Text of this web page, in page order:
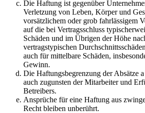
Die Haftung ist gegenüber
Verletzung von Leben, Körper und
vorsätzlichem oder grob fahrlässigem
auf die bei Vertragsschluss
Schäden und im Übrigen der Höhe
vertragstypischen
auch für mittelbare Schäden,
Gewinn.
Die Haftungsbegrenzung der Absätze
auch zugunsten der Mitarbeiter und
Betreibers.
Ansprüche für eine Haftung aus
Recht bleiben unberührt.